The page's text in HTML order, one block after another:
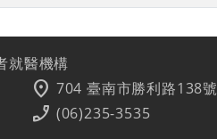
就醫機構
location_on 704 臺南市勝利路138號
phone_enabled (06)235-3535